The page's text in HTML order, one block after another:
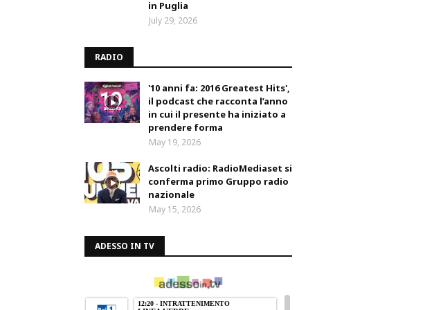
in Puglia
July 29, 2026
RADIO
'10 anni fa: 2016 Greatest Hits',
il podcast che racconta l’anno
in cui il presente ha iniziato a
prendere forma
May 19, 2026
Ascolti radio: RadioMediaset si
conferma primo Gruppo radio
nazionale
May 15, 2026
ADESSO IN TV